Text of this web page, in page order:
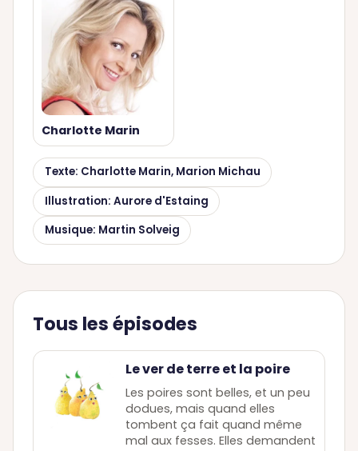
Charlotte Marin
Texte: Charlotte Marin, Marion Michau
Illustration: Aurore d'Estaing
Musique: Martin Solveig
Tous les épisodes
Le ver de terre et la poire
Les poires sont belles, et un peu
dodues, mais quand elles
tombent ça fait quand même
mal aux fesses. Elles demandent